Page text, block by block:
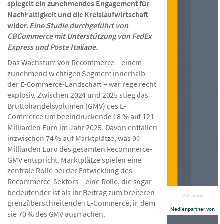
Werbung
Medienpartner von
spiegelt ein zunehmendes Engagement für
Nachhaltigkeit und die Kreislaufwirtschaft
wider. Eine Studie durchgeführt von
CBCommerce mit Unterstützung von FedEx
Express und Poste Italiane.
Das Wachstum von Recommerce – einem
zunehmend wichtigen Segment innerhalb
der E-Commerce-Landschaft – war regelrecht
explosiv. Zwischen 2024 und 2025 stieg das
Bruttohandelsvolumen (GMV) des E-
Commerce um beeindruckende 18 % auf 121
Milliarden Euro im Jahr 2025. Davon entfallen
inzwischen 74 % auf Marktplätze, was 90
Milliarden Euro des gesamten Recommerce-
GMV entspricht. Marktplätze spielen eine
zentrale Rolle bei der Entwicklung des
Recommerce-Sektors – eine Rolle, die sogar
bedeutender ist als ihr Beitrag zum breiteren
grenzüberschreitenden E-Commerce, in dem
sie 70 % des GMV ausmachen.